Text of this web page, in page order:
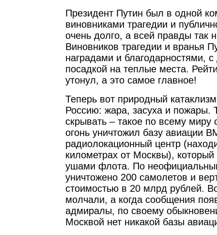
Президент Путин был в одной
виновниками трагедии и
очень долго, а всей правды так
Виновников трагедии и вранья
наградами и благодарностями,
посадкой на теплые места.
утонул, а это самое главное!
Теперь вот природный
Россию: жара, засуха и пожары.
скрывать – такое по всему миру
огонь уничтожил базу авиации
радиолокационный центр
километрах от Москвы),
ушами флота. По
уничтожено 200 самолетов и
стоимостью в 20 млрд рублей.
молчали, а когда сообщения
адмиралы, по своему
Москвой нет никакой базы